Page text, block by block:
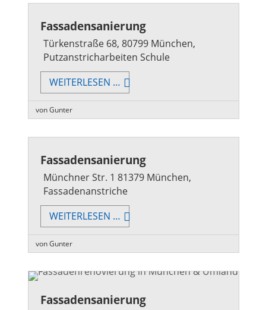
Fassadensanierung
Türkenstraße 68, 80799 München,
Putzanstricharbeiten Schule
WEITERLESEN … FASSADENSANIERUNG
von Gunter
Fassadensanierung
Münchner Str. 1 81379 München,
Fassadenanstriche
WEITERLESEN … FASSADENSANIERUNG
von Gunter
Fassadensanierung